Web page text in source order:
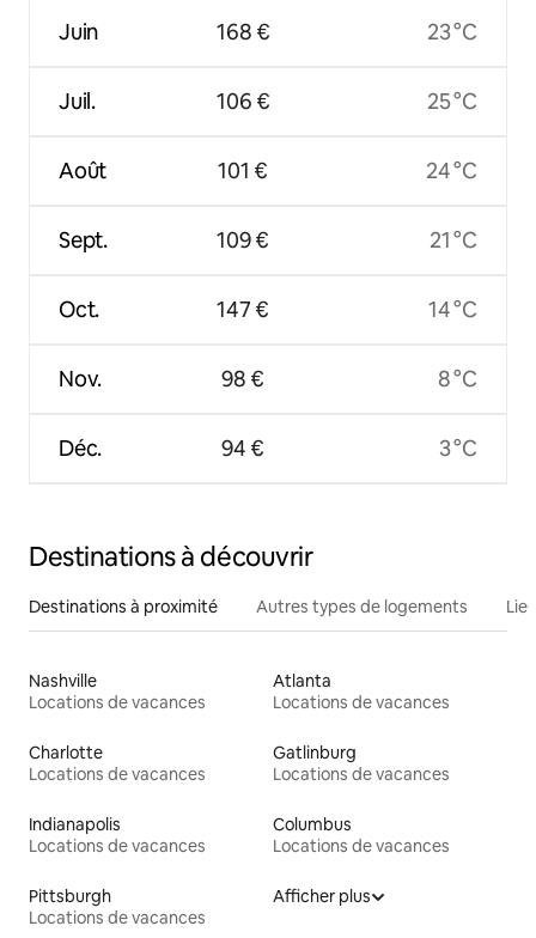
Juin
Juil.
Août
Sept.
Oct.
Nov.
Déc.
168 €
106 €
101 €
109 €
147 €
98 €
94 €
23 °C
25 °C
24 °C
21 °C
14 °C
8 °C
3 °C
Destinations à découvrir
Destinations à proximité Autres types de logements
Nashville
Locations de vacances
Atlanta
Locations de vacances
Charlotte
Locations de vacances
Gatlinburg
Locations de vacances
Indianapolis
Locations de vacances
Columbus
Locations de vacances
Pittsburgh
Locations de vacances
Afficher plus